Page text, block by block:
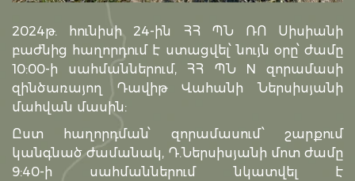
2024թ. հունիսի 24-ին ՀՀ ՊՆ ՌՈ Սիսիանի
բաժնից հաղորդում է ստացվել՝ նույն օրը՝ ժամը
10:00-ի սահմաններում, ՀՀ ՊՆ N զորամասի
զինծառայող Դավիթ Վահանի Ներսիսյանի
մահվան մասին:
Ըստ հաղորդման՝ զորամասում՝ շարքում
կանգնած ժամանակ, Դ.Ներսիսյանի մոտ ժամը
9:40-ի սահմաններում նկատվել է